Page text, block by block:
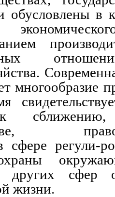
обусловлены в
многообразие
к
сфере регули-
других сфер
жизни.